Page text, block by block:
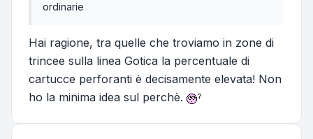
ordinarie
Hai ragione, tra quelle che troviamo in zone di
trincee sulla linea Gotica la percentuale di
cartucce perforanti è decisamente elevata! Non
ho la minima idea sul perchè.